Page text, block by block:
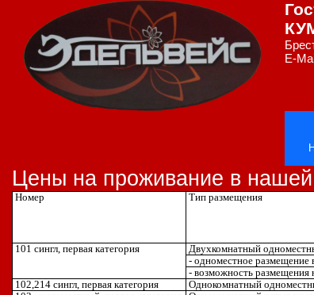
E-
Цены на проживание в нашей
Номер Тип размещения
101 сингл, первая категория
Двухкомнатный
- одноместное размещение
- возможность размещения
102,214 сингл, первая категория Однокомнатный